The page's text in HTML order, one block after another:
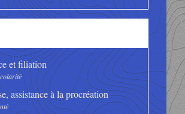
et filiation
assistance à la procréation